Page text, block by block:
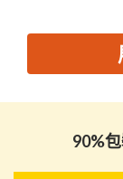
90%